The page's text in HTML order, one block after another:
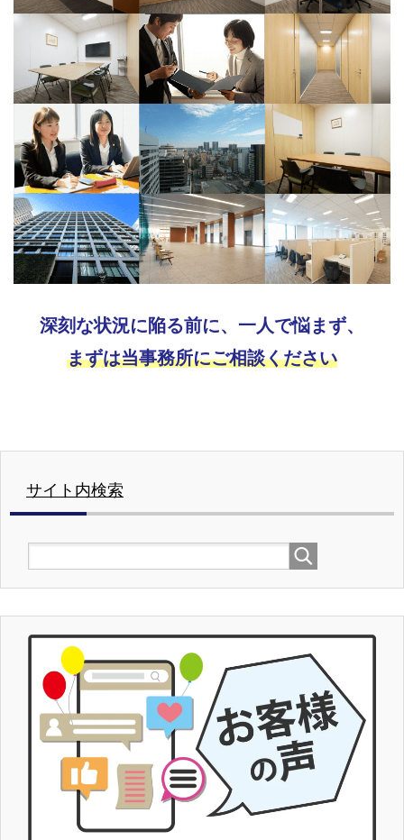
深刻な状況に陥る前に、一人で悩まず、
まずは当事務所にご相談ください
サイト内検索